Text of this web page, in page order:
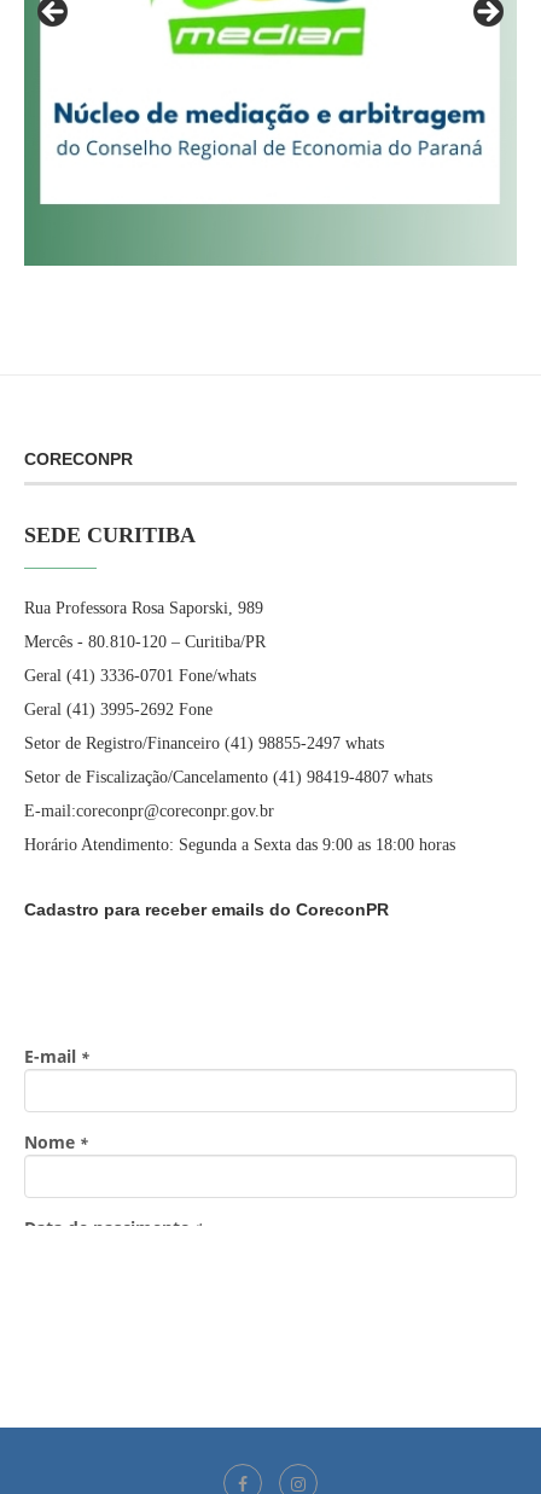
CORECONPR
SEDE CURITIBA
Rua Professora Rosa Saporski, 989
Mercês - 80.810-120 – Curitiba/PR
Geral (41) 3336-0701 Fone/whats
Geral (41) 3995-2692 Fone
Setor de Registro/Financeiro (41) 98855-2497 whats
Setor de Fiscalização/Cancelamento (41) 98419-4807 whats
E-mail:coreconpr@coreconpr.gov.br
Horário Atendimento: Segunda a Sexta das 9:00 as 18:00 horas
Cadastro para receber emails do CoreconPR